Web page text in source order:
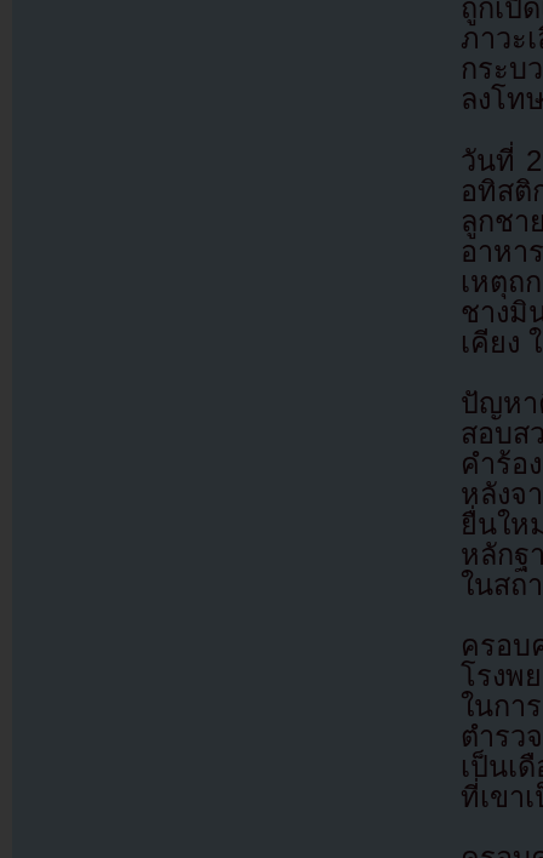
ถูกเปิ
ภาวะ
กระบ
ลงโท
วันที่
อทิสติ
ลูกชา
อาหา
เหตุถ
ชางมิ
เคียง
ปัญหา
สอบส
คำร้อ
หลังจ
ยื่นให
หลักฐ
ในสถ
ครอบ
โรงพ
ในกา
ตำรว
เป็นเ
ที่เขา